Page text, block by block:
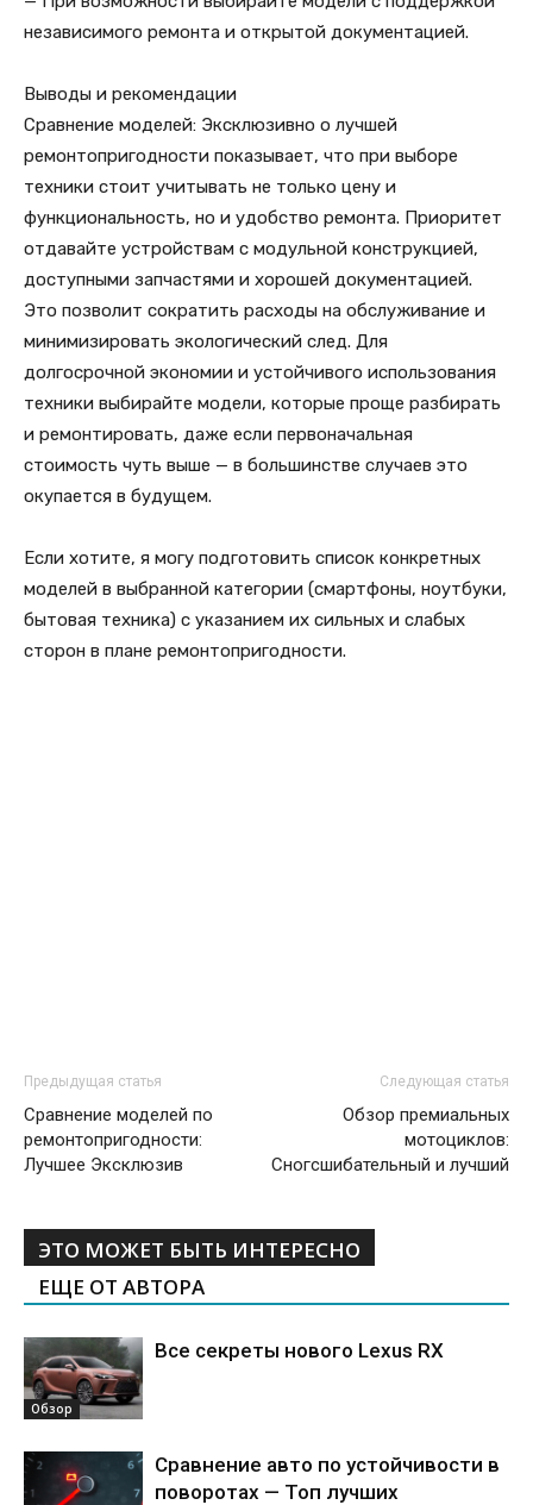
независимого ремонта и открытой документацией.
Выводы и рекомендации
Сравнение моделей: Эксклюзивно о лучшей
ремонтопригодности показывает, что при выборе
техники стоит учитывать не только цену и
функциональность, но и удобство ремонта. Приоритет
отдавайте устройствам с модульной конструкцией,
доступными запчастями и хорошей документацией.
Это позволит сократить расходы на обслуживание и
минимизировать экологический след. Для
долгосрочной экономии и устойчивого использования
техники выбирайте модели, которые проще разбирать
и ремонтировать, даже если первоначальная
стоимость чуть выше — в большинстве случаев это
окупается в будущем.
Если хотите, я могу подготовить список конкретных
моделей в выбранной категории (смартфоны, ноутбуки,
бытовая техника) с указанием их сильных и слабых
сторон в плане ремонтопригодности.
Предыдущая статья
Сравнение моделей по
ремонтопригодности:
Лучшее Эксклюзив
Следующая статья
Обзор премиальных
мотоциклов:
Сногсшибательный и лучший
ЭТО МОЖЕТ БЫТЬ ИНТЕРЕСНО
ЕЩЕ ОТ АВТОРА
Обзор
Все секреты нового Lexus RX
Сравнение авто по устойчивости в
поворотах — Топ лучших